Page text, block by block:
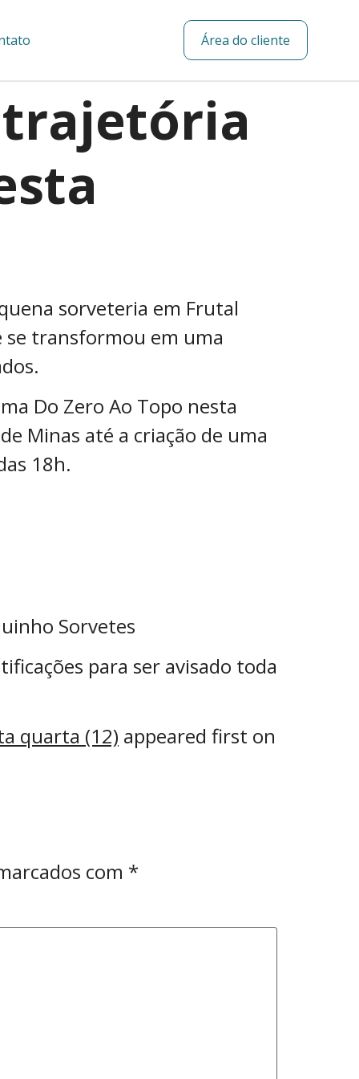
Área do cliente
trajetória
sorveteria em Frutal
se transformou em uma
Do Zero Ao Topo nesta
Minas até a criação de uma
18h.
Sorvetes
para ser avisado toda
quarta (12) appeared first on
com *